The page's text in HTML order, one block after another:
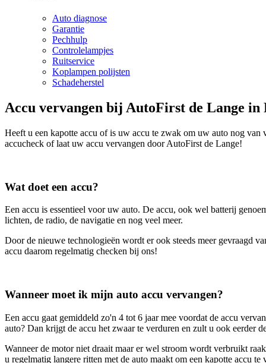
Auto diagnose
Garantie
Pechhulp
Controlelampjes
Ruitservice
Koplampen polijsten
Schadeherstel
Accu vervangen bij AutoFirst de Lange in
Heeft u een kapotte accu of is uw accu te zwak om uw auto nog
accucheck of laat uw accu vervangen door AutoFirst de Lange!
Wat doet een accu?
Een accu is essentieel voor uw auto. De accu, ook wel batterij
lichten, de radio, de navigatie en nog veel meer.
Door de nieuwe technologieën wordt er ook steeds meer gevraagd
accu daarom regelmatig checken bij ons!
Wanneer moet ik mijn auto accu vervangen?
Een accu gaat gemiddeld zo'n 4 tot 6 jaar mee voordat de accu
auto? Dan krijgt de accu het zwaar te verduren en zult u ook eerder
Wanneer de motor niet draait maar er wel stroom wordt verbruikt
u regelmatig langere ritten met de auto maakt om een kapotte accu te